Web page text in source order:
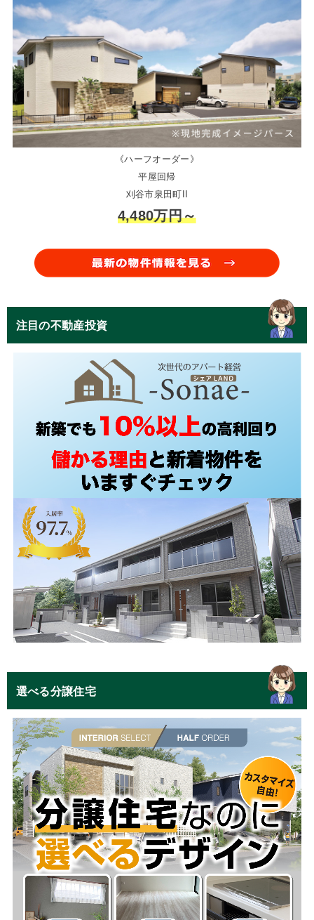
《ハーフオーダー》
平屋回帰
刈谷市泉田町II
4,480万円～
注目の不動産投資
選べる分譲住宅